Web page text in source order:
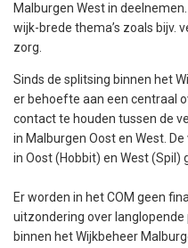
Malburgen West in
wijk-brede thema’s zoals bijv.
zorg.
Sinds de splitsing binnen het
er behoefte aan een centraal
contact te houden tussen de
in Malburgen Oost en West.
in Oost (Hobbit) en West (Spil)
Er worden in het COM geen
uitzondering over
binnen het Wijkbeheer